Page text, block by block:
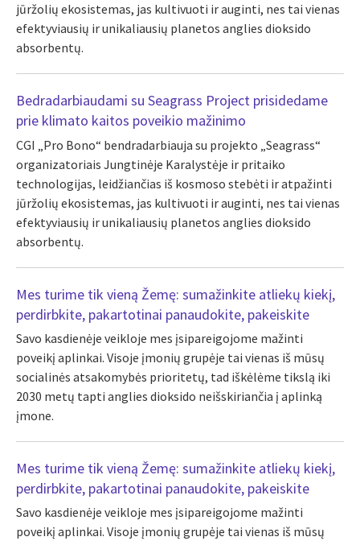
jūržolių ekosistemas, jas kultivuoti ir auginti, nes tai vienas
efektyviausių ir unikaliausių planetos anglies dioksido
absorbentų.
Bedradarbiaudami su Seagrass Project prisidedame
prie klimato kaitos poveikio mažinimo
CGI „Pro Bono“ bendradarbiauja su projekto „Seagrass“
organizatoriais Jungtinėje Karalystėje ir pritaiko
technologijas, leidžiančias iš kosmoso stebėti ir atpažinti
jūržolių ekosistemas, jas kultivuoti ir auginti, nes tai vienas
efektyviausių ir unikaliausių planetos anglies dioksido
absorbentų.
Mes turime tik vieną Žemę: sumažinkite atliekų kiekį,
perdirbkite, pakartotinai panaudokite, pakeiskite
Savo kasdienėje veikloje mes įsipareigojome mažinti
poveikį aplinkai. Visoje įmonių grupėje tai vienas iš mūsų
socialinės atsakomybės prioritetų, tad iškėlėme tikslą iki
2030 metų tapti anglies dioksido neišskiriančia į aplinką
įmone.
Mes turime tik vieną Žemę: sumažinkite atliekų kiekį,
perdirbkite, pakartotinai panaudokite, pakeiskite
Savo kasdienėje veikloje mes įsipareigojome mažinti
poveikį aplinkai. Visoje įmonių grupėje tai vienas iš mūsų